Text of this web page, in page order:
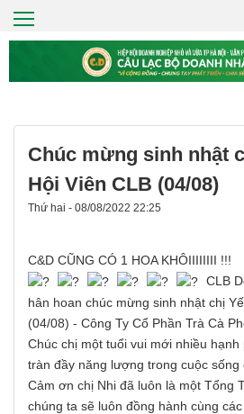
CƠ HỘI GIAO THƯƠNG
TÌM KIẾM
LIÊN HỆ
Chúc mừng sinh nhật
Hội Viên CLB (04/08)
Thứ hai - 08/08/2022 22:25
C&D CŨNG CÓ 1 HOA KHÔIIIIIIII !!!
CLB
hân hoan chúc mừng sinh nhật chị
(04/08) - Công Ty Cổ Phần Trà Cà
Chúc chị một tuổi vui mới nhiều
tràn đầy năng lượng trong cuộc sống
Cảm ơn chị Nhi đã luôn là một Tổng
chúng ta sẽ luôn đồng hành cùng